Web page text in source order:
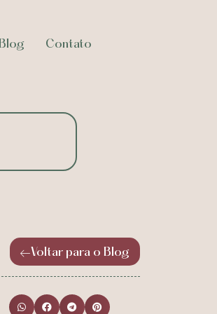
Blog Contato
Voltar para o Blog